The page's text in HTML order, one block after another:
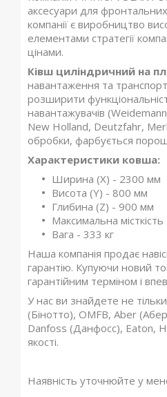
аксесуари для фронтальних
компанії є виробництво
елементами стратегії
цінами.
Ківш циліндричний на
навантаження та
розширити
навантажувачів
New Holland, Deutzfahr,
обробки, фарбується
Характеристики ковша:
Ширина (X) - 2300 мм
Висота (Y) - 800 мм
Глибина (Z) - 900 мм
Максимальна
Вага - 333 кг
Наша компанія продає
гарантію. Купуючи новий
гарантійним терміном і
У нас ви знайдете не
(Бінотто), OMFB, Aber
Danfoss (Данфосс), Eaton,
якості.
Наявність уточнюйте у